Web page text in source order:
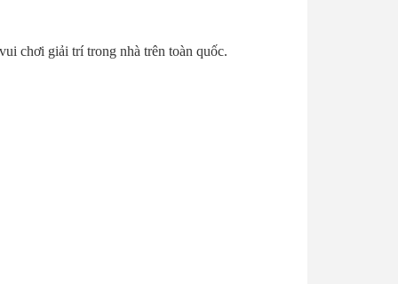
chơi giải trí trong nhà trên toàn quốc.